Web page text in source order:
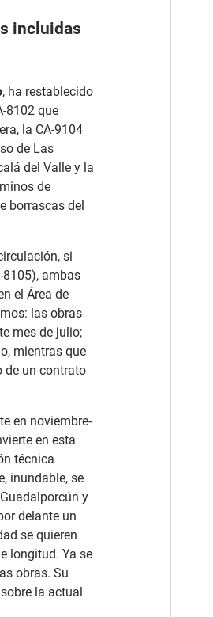
incluidas
, ha restablecido
8102 que
la CA-9104
de Las
del Valle y la
de
borrascas del
si
8105), ambas
el Área de
las obras
mes de julio;
mientras que
de un contrato
en noviembre-
en esta
técnica
inundable, se
y
delante un
se quieren
longitud. Ya se
obras. Su
la actual